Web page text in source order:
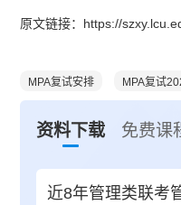
原文链接：https://
MPA复试安排 MPA复试
资料下载 免费课
近8年管理类联考